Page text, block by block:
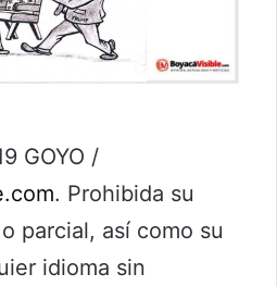
GOYO /
. Prohibida su
parcial, así como su
idioma sin